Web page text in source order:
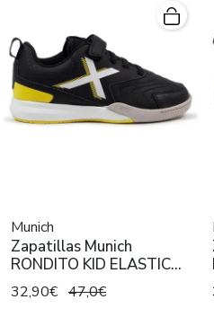
Munich
Zapatillas Munich
RONDITO KID ELASTIC
LACES 13 Ng
32,90€ 47,0€